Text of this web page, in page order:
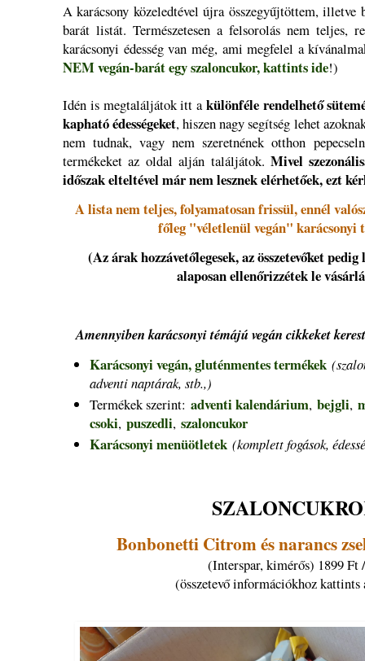
A karácsony közeledtével újra összegyűjtöttem, illetve
barát listát. Természetesen a felsorolás nem teljes,
karácsonyi édesség van még, ami megfelel a
NEM vegán-barát egy szaloncukor, kattints ide!)
Idén is megtaláljátok itt akülönféle rendelhető
kapható édességeket, hiszen nagy segítség lehet
nem tudnak, vagy nem szeretnének otthon
termékeket az oldal alján találjátok. Mivel
időszak elteltével már nem lesznek elérhetőek, ezt
A lista nem teljes, folyamatosan frissül, ennél
főleg "véletlenül vegán" karácsonyi
(Az árak hozzávetőlegesek, az összetevőket
alaposan ellenőrizzétek le
Amennyiben karácsonyi témájú vegán cikkeket
Karácsonyi vegán, gluténmentes termékek
adventi naptárak, stb.,)
Termékek szerint: adventi kalendárium, bejgli,
csoki, puszedli, szaloncukor
Karácsonyi menüötletek (komplett fogások,
Bonbonetti Citrom és narancs
(Interspar, kimérős) 1899 Ft
(összetevő információkhoz kattints